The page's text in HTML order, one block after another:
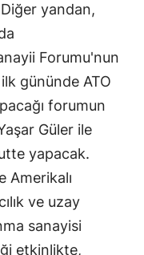
yandan,
Forumu'nun
gününde ATO
forumun
Güler ile
yapacak.
Amerikalı
ve uzay
sanayisi
etkinlikte,